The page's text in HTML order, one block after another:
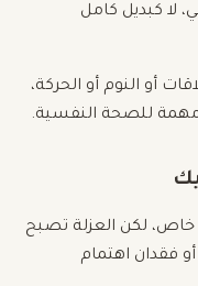
لا كبديل كامل
أو النوم أو الحركة،
للصحة النفسية.
خاص، لكن العزلة تصبح
فقدان اهتمام